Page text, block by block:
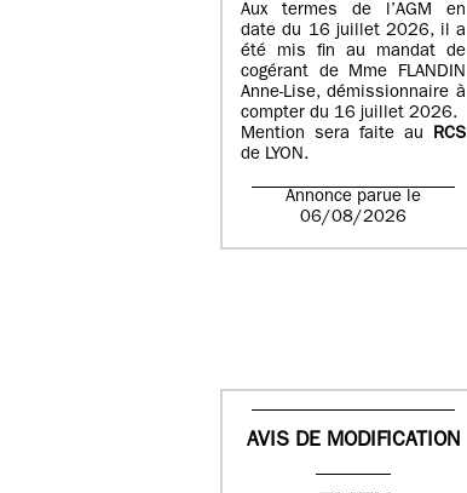
Aux termes de l’AGM en
date du 16 juillet 2026, il a
été mis fin au mandat de
cogérant de Mme FLANDIN
Anne-Lise, démissionnaire à
compter du 16 juillet 2026.
Mention sera faite au RCS
de LYON.
Annonce parue le
06/08/2026
AVIS DE MODIFICATION